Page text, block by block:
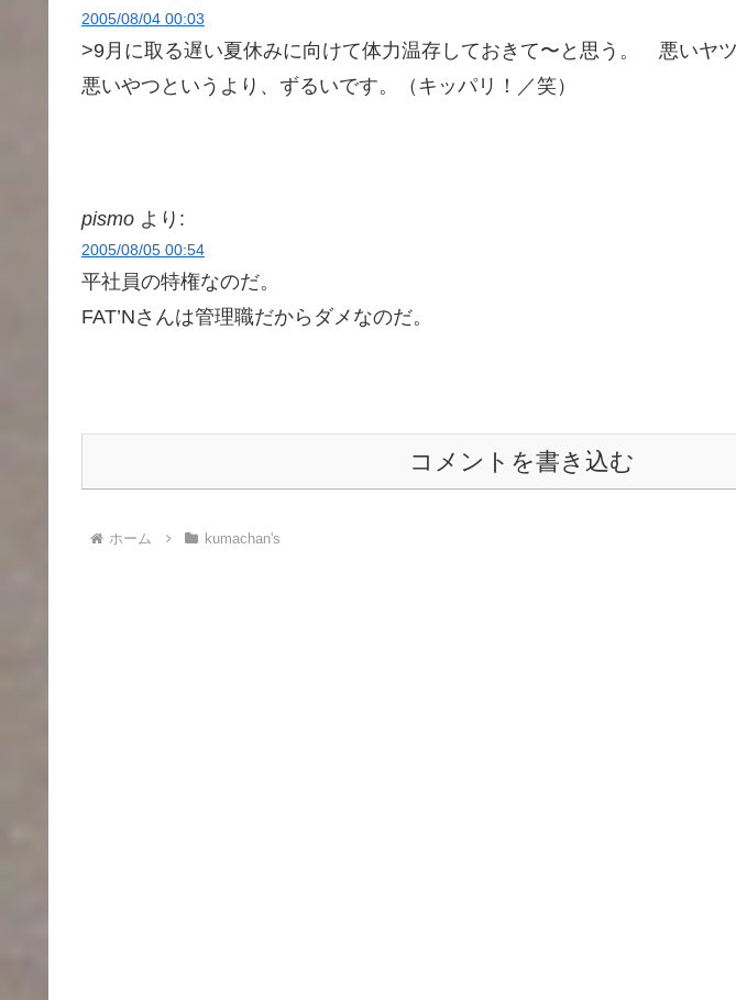
2005/08/04 00:03
>9月に取る遅い夏休みに向けて体力温存しておきて〜と思う。 悪いヤツ
悪いやつというより、ずるいです。（キッパリ！／笑）
pismo より:
2005/08/05 00:54
平社員の特権なのだ。
FAT’Nさんは管理職だからダメなのだ。
コメントを書き込む
ホーム kumachan's